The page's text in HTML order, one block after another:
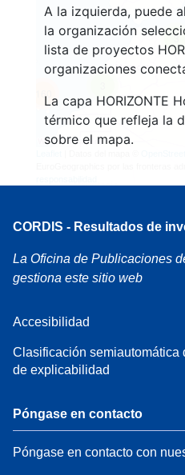
A la izquierda, puede
la organización
lista de proyectos
organizaciones
La capa HORIZONTE
térmico que refleja la
sobre el mapa.
3
160
CORDIS - Resultados de
La Oficina de Publicaciones
gestiona este sitio web
Accesibilidad
Clasificación semiautomática
de explicabilidad
Póngase en contacto
Póngase en contacto con